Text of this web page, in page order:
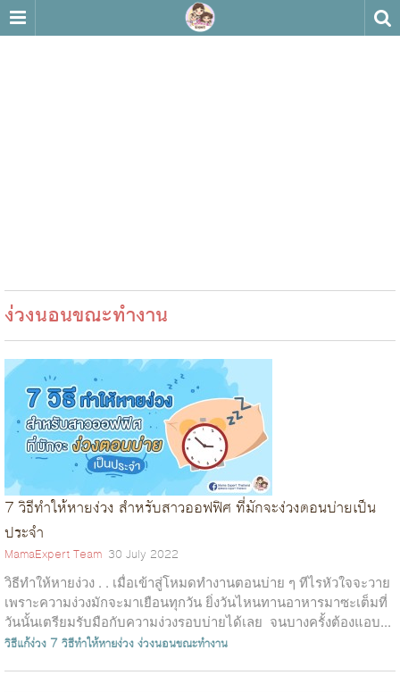
ง่วงนอนขณะทำงาน
7 วิธีทำให้หายง่วง สำหรับสาวออฟฟิศ ที่มักจะง่วงตอนบ่ายเป็น
ประจำ
MamaExpert Team 30 July 2022
วิธีทำให้หายง่วง . . เมื่อเข้าสู่โหมดทำงานตอนบ่าย ๆ ทีไรหัวใจจะวาย
เพราะความง่วงมักจะมาเยือนทุกวัน ยิ่งวันไหนทานอาหารมาซะเต็มที่
วันนั้นเตรียมรับมือกับความง่วงรอบบ่ายได้เลย จนบางครั้งต้องแอบ...
วิธีแก้ง่วง 7 วิธีทำให้หายง่วงง่วงนอนขณะทำงาน